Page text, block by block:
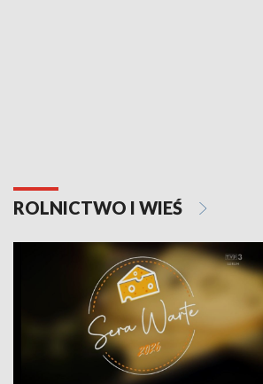
ROLNICTWO I WIEŚ